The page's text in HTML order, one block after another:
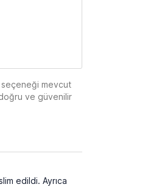
seçeneği mevcut
ve güvenilir
edildi. Ayrıca